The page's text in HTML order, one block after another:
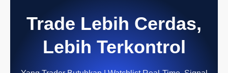
Trade Lebih Cerdas,
Lebih Terkontrol